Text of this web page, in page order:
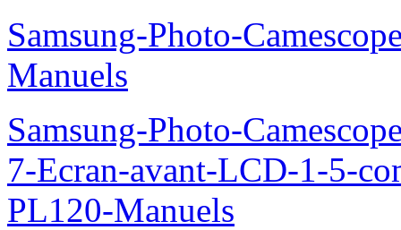
Samsung-Photo-
Manuels
Samsung-Photo-
7-Ecran-avant-LCD-1-5-
PL120-Manuels